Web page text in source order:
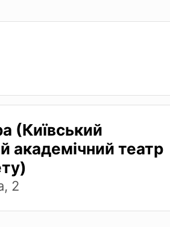
(Київський
академічний театр
2